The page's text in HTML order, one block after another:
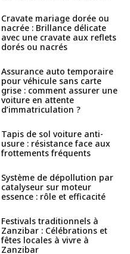
Cravate mariage dorée ou
nacrée : Brillance délicate
avec une cravate aux reflets
dorés ou nacrés
Assurance auto temporaire
pour véhicule sans carte
grise : comment assurer une
voiture en attente
d’immatriculation ?
Tapis de sol voiture anti-
usure : résistance face aux
frottements fréquents
Système de dépollution par
catalyseur sur moteur
essence : rôle et efficacité
Festivals traditionnels à
Zanzibar : Célébrations et
fêtes locales à vivre à
Zanzibar